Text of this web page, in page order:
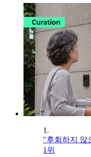
1.
"후회하지 않
1위